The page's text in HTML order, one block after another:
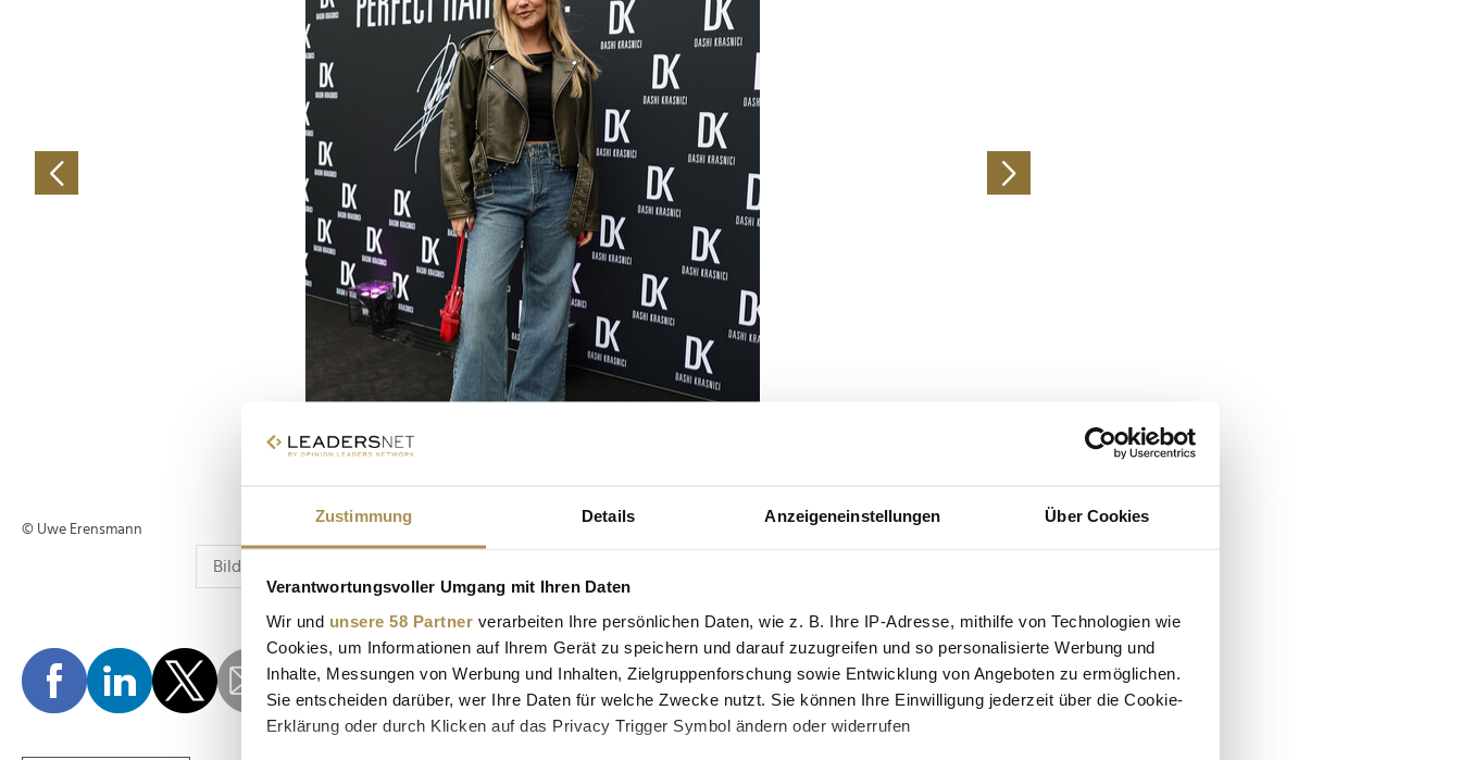
Zustimmung Details Anzeigeneinstellungen Über Cookies
Verantwortungsvoller Umgang mit Ihren Daten
Wir und unsere 58 Partner verarbeiten Ihre persönlichen Daten, wie z. B. Ihre IP-Adresse, mithilfe von Technologien wie
Cookies, um Informationen auf Ihrem Gerät zu speichern und darauf zuzugreifen und so personalisierte Werbung und
Inhalte, Messungen von Werbung und Inhalten, Zielgruppenforschung sowie Entwicklung von Angeboten zu ermöglichen.
Sie entscheiden darüber, wer Ihre Daten für welche Zwecke nutzt. Sie können Ihre Einwilligung jederzeit über die Cookie-
Erklärung oder durch Klicken auf das Privacy Trigger Symbol ändern oder widerrufen
© Uwe Erensmann
Advertisement